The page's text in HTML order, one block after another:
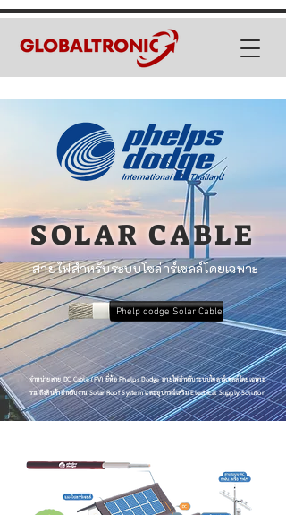
SOLAR CABLE
สายไฟสำหรับระบบโซล่าร์เซลล์โดยเฉพาะ
Phelp dodge Solar Cable
จำหน่ายสาย DC Cable (PV) ยี่ห้อ Phelps Dodge สายไฟสำหรับระบบโซลาร์เซลล์โดยเฉพาะ
รวมถึงสินค้าสำหรับงาน Solar Roof System และอุปกรณ์เสริม Electrical Supply Solution